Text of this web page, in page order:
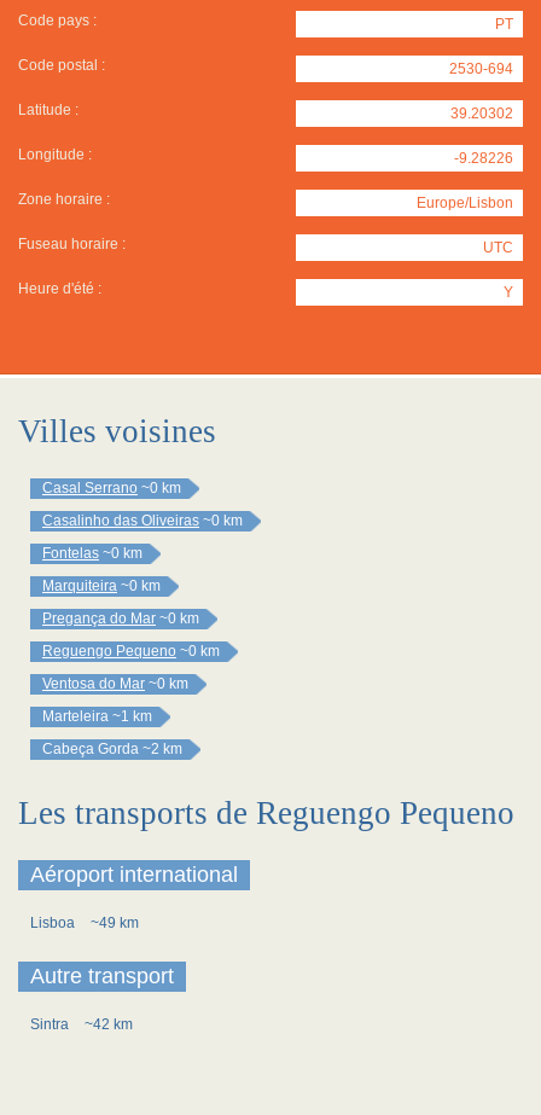
Code pays : PT
Code postal : 2530-694
Latitude : 39.20302
Longitude : -9.28226
Zone horaire : Europe/Lisbon
Fuseau horaire : UTC
Heure d'été : Y
Villes voisines
Casal Serrano ~0 km
Casalinho das Oliveiras ~0 km
Fontelas ~0 km
Marquiteira ~0 km
Pregança do Mar ~0 km
Reguengo Pequeno ~0 km
Ventosa do Mar ~0 km
Marteleira ~1 km
Cabeça Gorda ~2 km
Les transports de Reguengo Pequeno
Aéroport international
Lisboa ~49 km
Autre transport
Sintra ~42 km